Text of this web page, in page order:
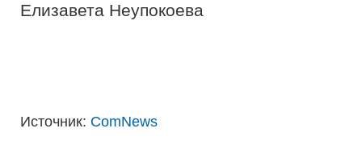
Ели­заве­та Неу­по­кое­ва
Источник: ComNews